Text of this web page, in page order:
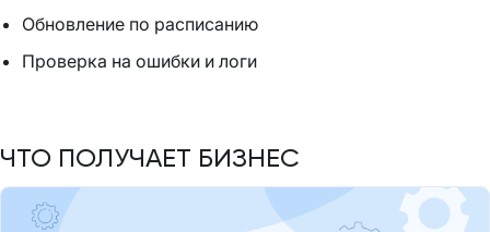
Обновление по расписанию
Проверка на ошибки и логи
ЧТО ПОЛУЧАЕТ БИЗНЕС